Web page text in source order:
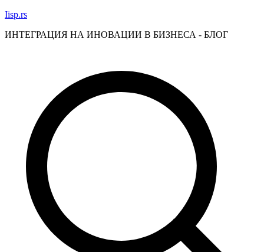
Skip
content
Iisp.rs
ИНТЕГРАЦИЯ НА ИНОВАЦИИ В БИЗНЕСА - БЛОГ